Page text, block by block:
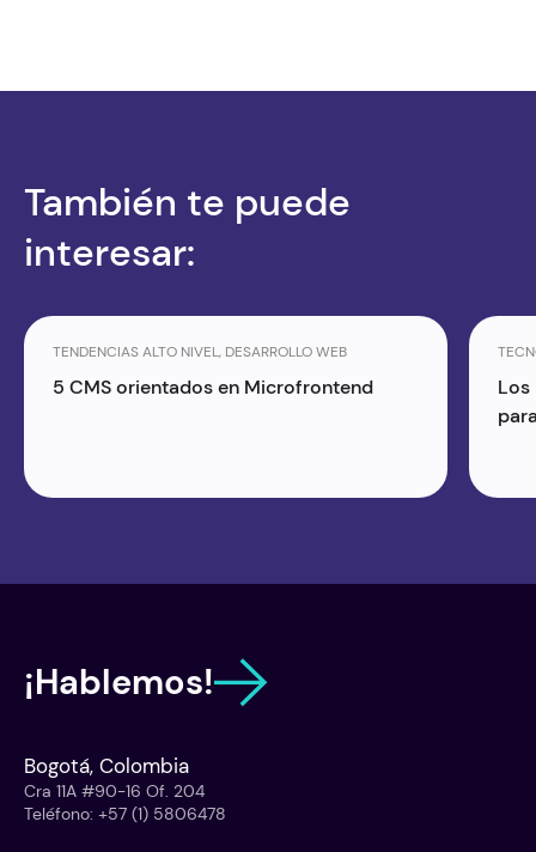
También te puede
interesar:
TENDENCIAS ALTO NIVEL, DESARROLLO WEB
5 CMS orientados en Microfrontend
Los
¡Hablemos!
Bogotá, Colombia
Cra 11A #90-16 Of. 204
Teléfono: +57 (1) 5806478